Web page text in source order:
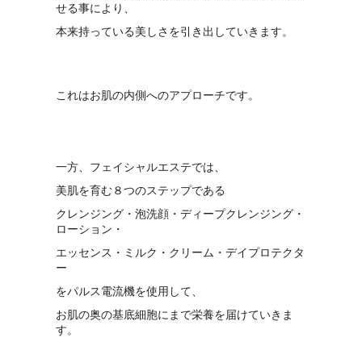
せる事により、
本来持っている美しさを引き出していきます。
これはお肌の内側へのアプローチです。
一方、フェイシャルエステでは、
美肌を育む８つのステップである
クレンジング・泡洗顔・ディープクレンジング・
ローション・
エッセンス・ミルク・クリーム・デイプロテクタ
ー
をパルス電流機を使用して、
お肌の奥の基底細胞にまで栄養を届けていきま
す。